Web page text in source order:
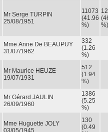
Mr Serge TURPIN
25/08/1951
11073
(41.96
%)
%)
Mme Anne De BEAUPUY
31/07/1962
332
(1.26
%)
Mr Maurice HEUZE
19/07/1931
512
(1.94
%)
Mr Gérard JAULIN
26/09/1960
1386
(5.25
%)
Mme Huguette JOLY
03/05/1945
130
(0.49